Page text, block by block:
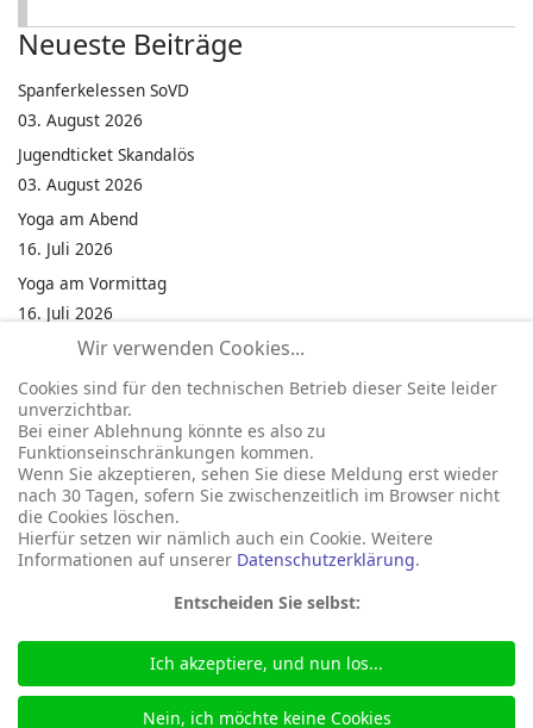
Neueste Beiträge
Spanferkelessen SoVD
03. August 2026
Jugendticket Skandalös
03. August 2026
Yoga am Abend
16. Juli 2026
Yoga am Vormittag
16. Juli 2026
Pilates am Abend
16. Juli 2026
Jumping Fitness Intervall
16. Juli 2026
Jumping Fitness Erwachsene
16. Juli 2026
© 2026 Gemeinde Neukirchen
Seite betreut durch: marka-it.net
Wir verwenden Cookies...
Cookies sind für den technischen Betrieb dieser Seite leider
unverzichtbar.
Bei einer Ablehnung könnte es also zu
Funktionseinschränkungen kommen.
Wenn Sie akzeptieren, sehen Sie diese Meldung erst wieder
nach 30 Tagen, sofern Sie zwischenzeitlich im Browser nicht
die Cookies löschen.
Hierfür setzen wir nämlich auch ein Cookie. Weitere
Informationen auf unserer Datenschutzerklärung.
Entscheiden Sie selbst:
Ich akzeptiere, und nun los...
Nein, ich möchte keine Cookies